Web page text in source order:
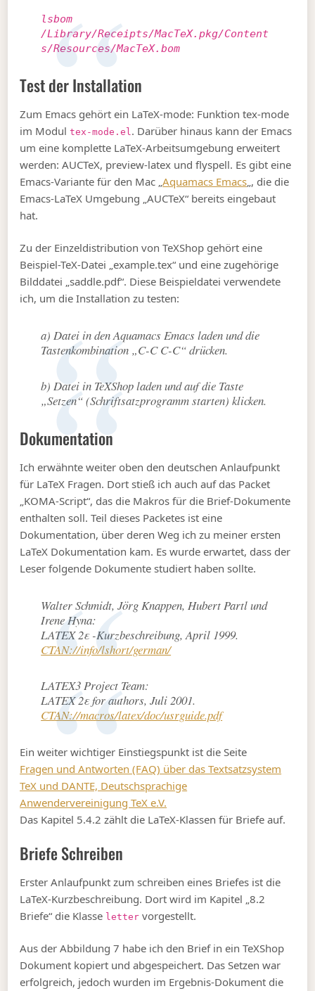
lsbom
/Library/Receipts/MacTeX.pkg/Content
s/Resources/MacTeX.bom
Test der Installation
Zum Emacs gehört ein LaTeX-mode: Funktion tex-mode
im Modultex-mode.el . Darüber hinaus kann der Emacs
um eine komplette LaTeX-Arbeitsumgebung erweitert
werden: AUCTeX, preview-latex und flyspell. Es gibt eine
Emacs-Variante für den Mac „Aquamacs Emacs „, die die
Emacs-LaTeX Umgebung „AUCTeX“ bereits eingebaut
hat.
Zu der Einzeldistribution von TeXShop gehört eine
Beispiel-TeX-Datei „example.tex“ und eine zugehörige
Bilddatei „saddle.pdf“. Diese Beispieldatei verwendete
ich, um die Installation zu testen:
a) Datei in den Aquamacs Emacs laden und die
Tastenkombination „C-C C-C“ drücken.
b) Datei in TeXShop laden und auf die Taste
„Setzen“ (Schriftsatzprogramm starten) klicken.
Dokumentation
Ich erwähnte weiter oben den deutschen Anlaufpunkt
für LaTeX Fragen. Dort stieß ich auch auf das Packet
„KOMA-Script“, das die Makros für die Brief-Dokumente
enthalten soll. Teil dieses Packetes ist eine
Dokumentation, über deren Weg ich zu meiner ersten
LaTeX Dokumentation kam. Es wurde erwartet, dass der
Leser folgende Dokumente studiert haben sollte.
Walter Schmidt, Jörg Knappen, Hubert Partl und
Irene Hyna:
LATEX 2ε -Kurzbeschreibung, April 1999.
CTAN://info/lshort/german/
LATEX3 Project Team:
LATEX 2ε for authors, Juli 2001.
CTAN://macros/latex/doc/usrguide.pdf
Ein weiter wichtiger Einstiegspunkt ist die Seite
Fragen und Antworten (FAQ) über das Textsatzsystem
TeX und DANTE, Deutschsprachige
Anwendervereinigung TeX e.V.
Das Kapitel 5.4.2 zählt die LaTeX-Klassen für Briefe auf.
Briefe Schreiben
Erster Anlaufpunkt zum schreiben eines Briefes ist die
LaTeX-Kurzbeschreibung. Dort wird im Kapitel „8.2
Briefe“ die Klasse letter vorgestellt.
Aus der Abbildung 7 habe ich den Brief in ein TeXShop
Dokument kopiert und abgespeichert. Das Setzen war
erfolgreich, jedoch wurden im Ergebnis-Dokument die